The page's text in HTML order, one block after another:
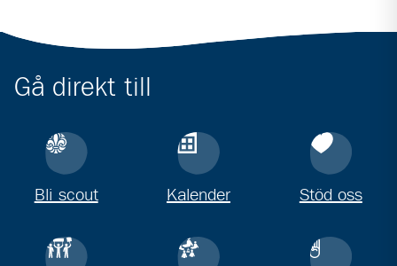
Gå direkt till
Bli scout Kalender Stöd oss